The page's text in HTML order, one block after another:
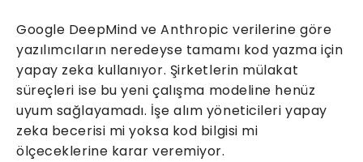
Google DeepMind ve Anthropic verilerine göre
yazılımcıların neredeyse tamamı kod yazma için
yapay zeka kullanıyor. Şirketlerin mülakat
süreçleri ise bu yeni çalışma modeline henüz
uyum sağlayamadı. İşe alım yöneticileri yapay
zeka becerisi mi yoksa kod bilgisi mi
ölçeceklerine karar veremiyor.